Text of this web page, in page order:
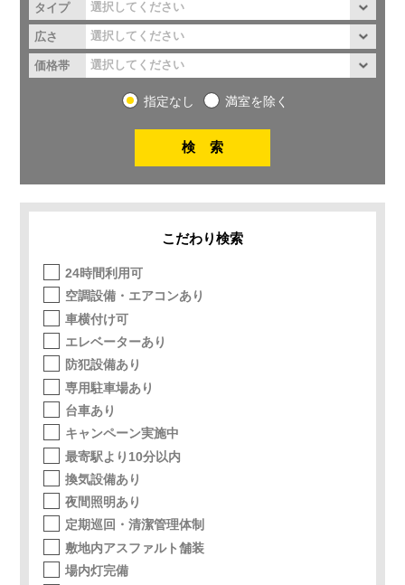
タイプ
広さ
価格帯
指定なし 満室を除く
こだわり検索
24時間利用可
空調設備・エアコンあり
車横付け可
エレベーターあり
防犯設備あり
専用駐車場あり
台車あり
キャンペーン実施中
最寄駅より10分以内
換気設備あり
夜間照明あり
定期巡回・清潔管理体制
敷地内アスファルト舗装
場内灯完備